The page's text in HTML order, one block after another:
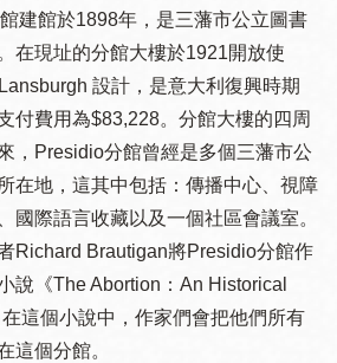
館於1898年，是三藩市公立圖書
在現址的分館大樓於1921開放使
設計，是意大利復興時期
付費用為$83,228。分館大樓的四周
，Presidio分館曾經是多個三藩市公
在地，這其中包括：傳播中心、視障
國際語言收藏以及一個社區會議室。
Richard Brautigan將Presidio分館作
說《The Abortion：An Historical
這個小說中，作家們會把他們所有
這個分館。